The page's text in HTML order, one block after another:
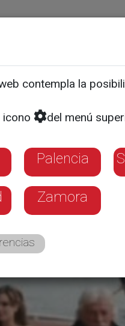
SEMANA
son
contempla la
icono
del menú
Palencia
Zamora